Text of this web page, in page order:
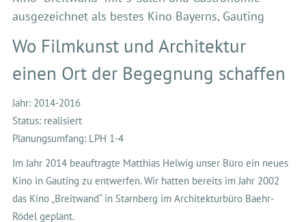
ausgezeichnet als bestes Kino Bayerns, Gauting
Wo Filmkunst und Architektur
einen Ort der Begegnung schaffen
Jahr: 2014-2016
Status: realisiert
Planungsumfang: LPH 1-4
Im Jahr 2014 beauftragte Matthias Helwig unser Büro ein neues
Kino in Gauting zu entwerfen. Wir hatten bereits im Jahr 2002
das Kino „Breitwand“ in Starnberg im Architekturbüro Baehr-
Rödel geplant.